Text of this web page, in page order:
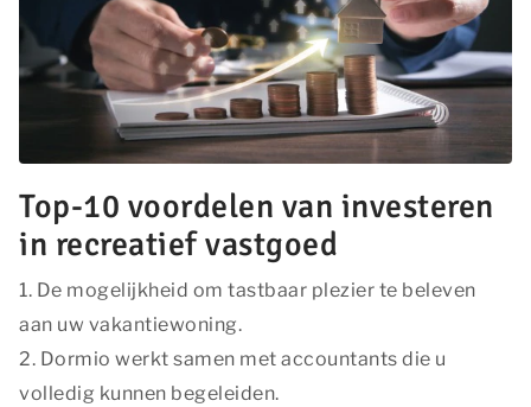
Top-10 voordelen van investeren
in recreatief vastgoed
1. De mogelijkheid om tastbaar plezier te beleven
aan uw vakantiewoning.
2. Dormio werkt samen met accountants die u
volledig kunnen begeleiden.